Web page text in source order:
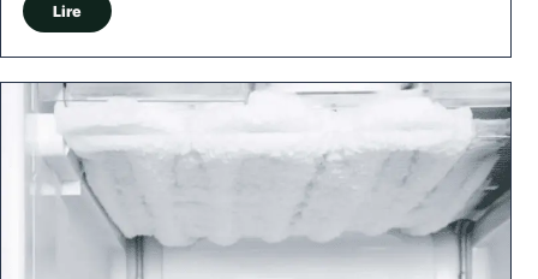
Lire